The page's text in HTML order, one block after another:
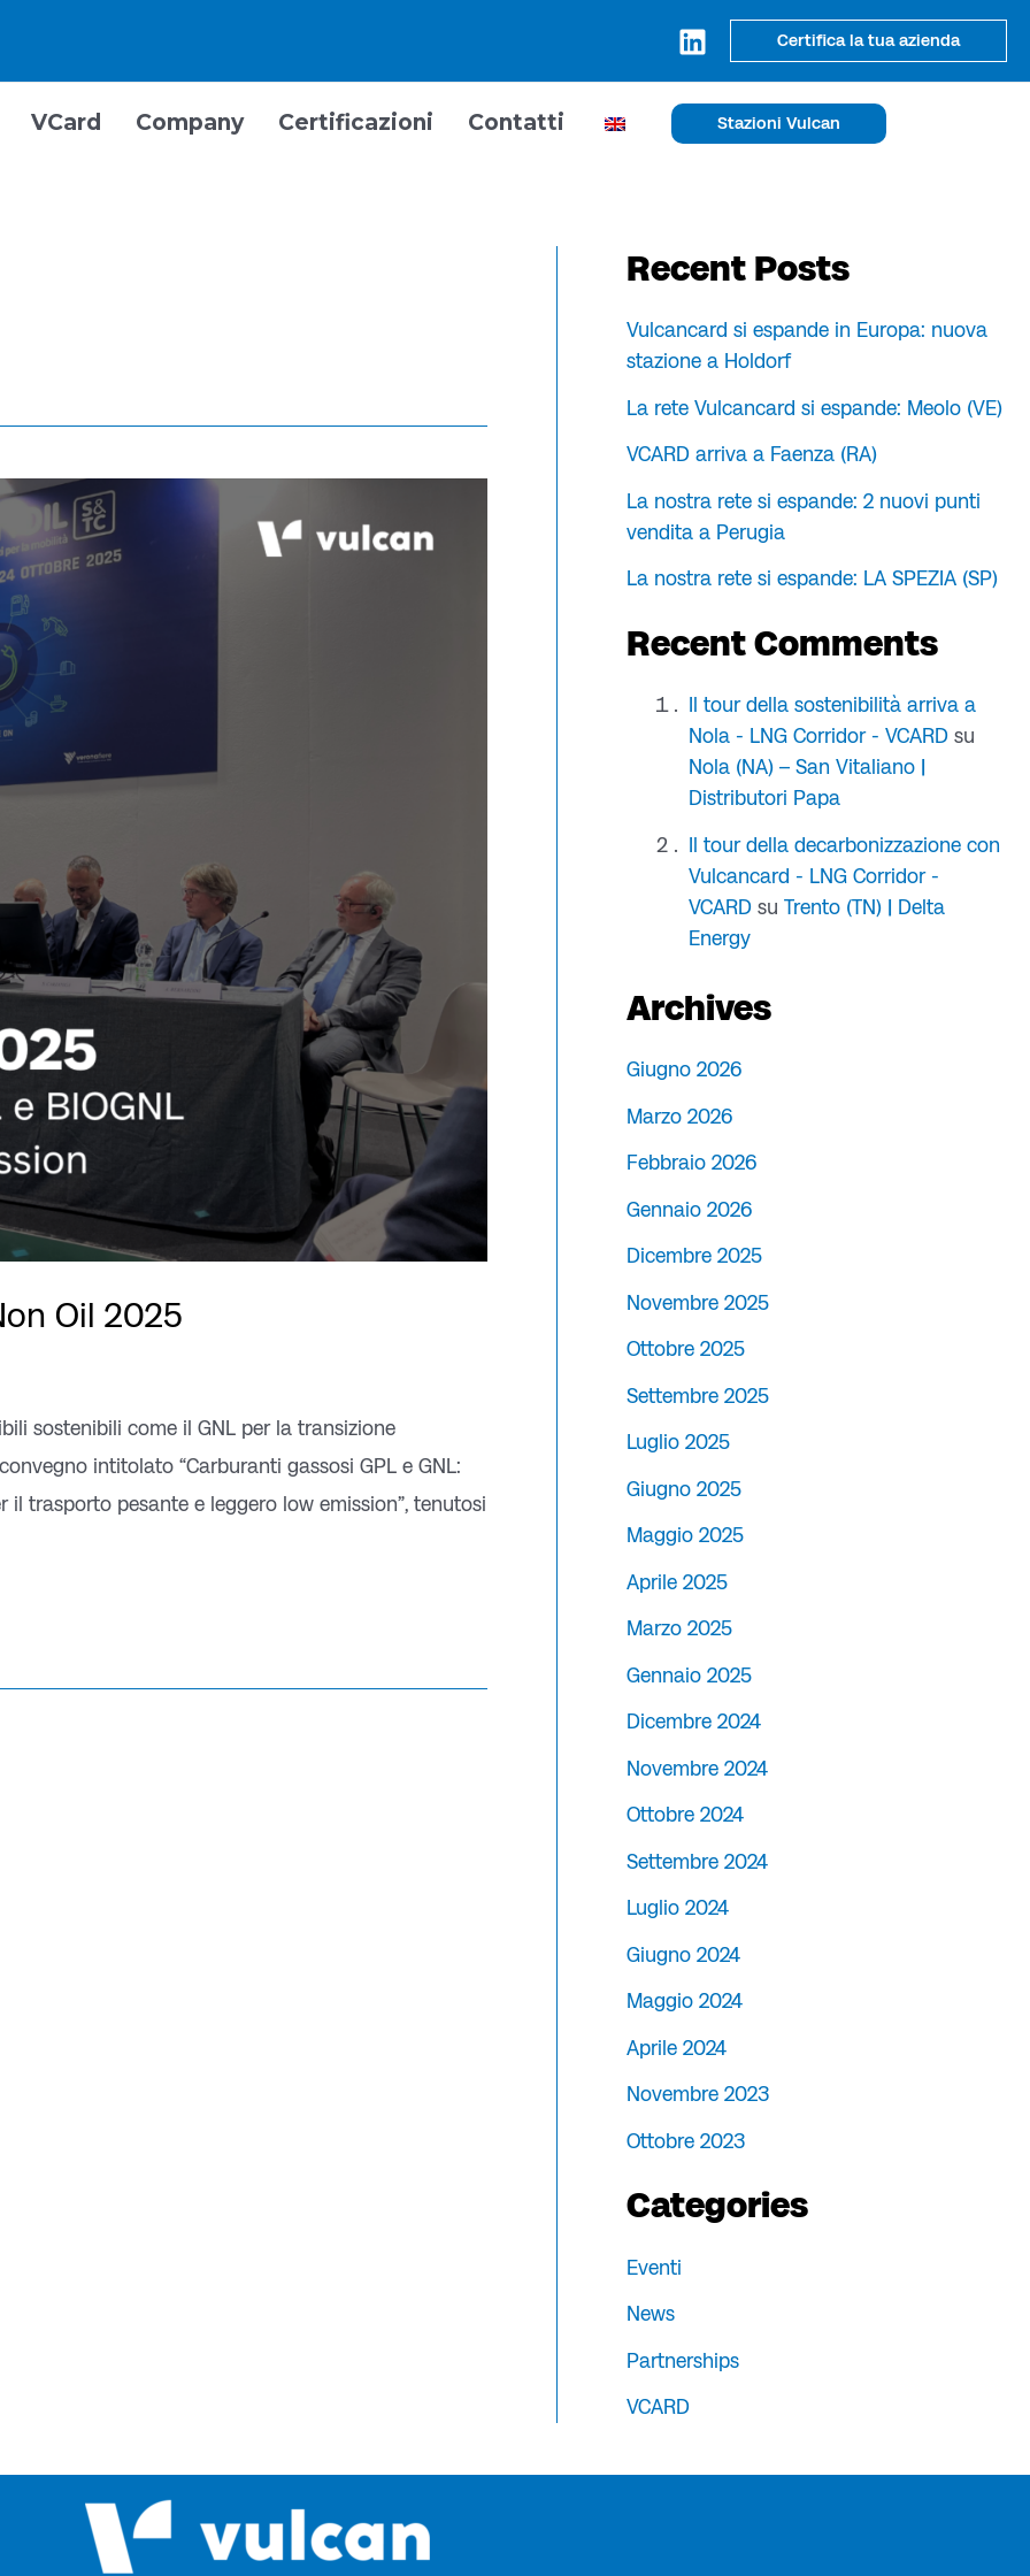
Certifica la tua azienda
VCard Company Certificazioni Contatti Stazioni Vulcan
Oil 2025
sostenibili come il GNL per la transizione
intitolato “Carburanti gassosi GPL e GNL:
trasporto pesante e leggero low emission”, tenutosi
Recent Posts
Vulcancard si espande in Europa: nuova
stazione a Holdorf
La rete Vulcancard si espande: Meolo (VE)
VCARD arriva a Faenza (RA)
La nostra rete si espande: 2 nuovi punti
vendita a Perugia
La nostra rete si espande: LA SPEZIA (SP)
Recent Comments
Il tour della sostenibilità arriva a
Nola - LNG Corridor - VCARDsu
Nola (NA) – San Vitaliano |
Distributori Papa
Il tour della decarbonizzazione con
Vulcancard - LNG Corridor -
VCARDsu Trento (TN) | Delta
Energy
Archives
Giugno 2026
Marzo 2026
Febbraio 2026
Gennaio 2026
Dicembre 2025
Novembre 2025
Ottobre 2025
Settembre 2025
Luglio 2025
Giugno 2025
Maggio 2025
Aprile 2025
Marzo 2025
Gennaio 2025
Dicembre 2024
Novembre 2024
Ottobre 2024
Settembre 2024
Luglio 2024
Giugno 2024
Maggio 2024
Aprile 2024
Novembre 2023
Ottobre 2023
Categories
Eventi
News
Partnerships
VCARD